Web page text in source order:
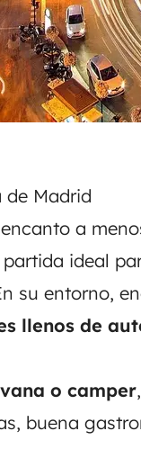
de Madrid
a
ideal
su entorno,
llenos de
o camper
buena